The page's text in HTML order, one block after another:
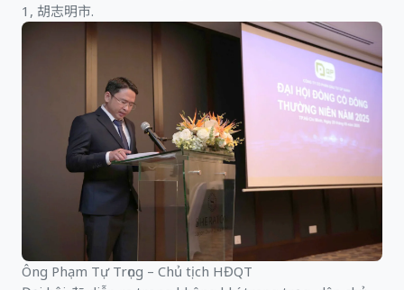
1, 胡志明市.
Ông Phạm Tự Trọng – Chủ tịch HĐQT